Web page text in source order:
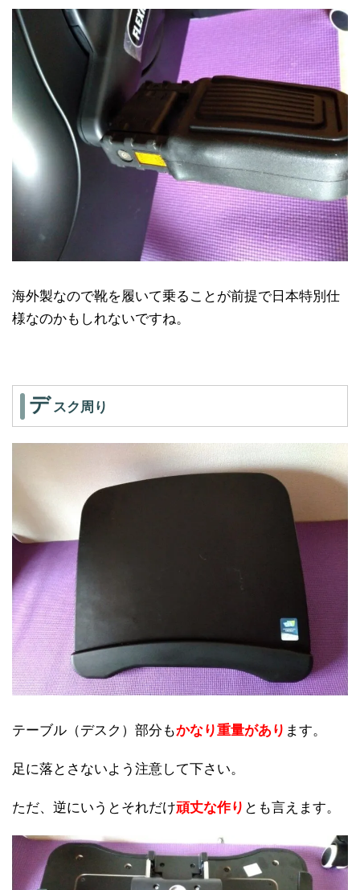
海外製なので靴を履いて乗ることが前提で日本特別仕
様なのかもしれないですね。
デ スク周り
テーブル（デスク）部分もかなり重量があり ます。
足に落とさないよう注意して下さい。
ただ、逆にいうとそれだけ頑丈な作り とも言えます。